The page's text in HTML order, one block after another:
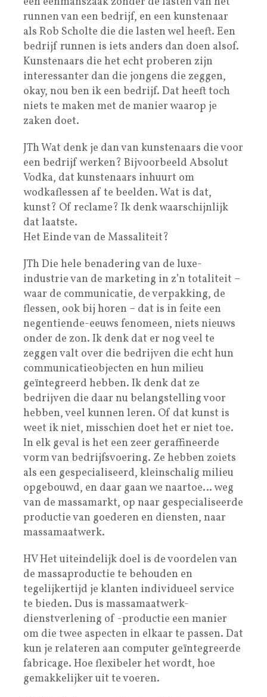
runnen van een bedrijf, en een kunstenaar
als Rob Scholte die die lasten wel heeft. Een
bedrijf runnen is iets anders dan doen alsof.
Kunstenaars die het echt proberen zijn
interessanter dan die jongens die zeggen,
okay, nou ben ik een bedrijf. Dat heeft toch
niets te maken met de manier waarop je
zaken doet.
JTh Wat denk je dan van kunstenaars die voor
een bedrijf werken? Bijvoorbeeld Absolut
Vodka, dat kunstenaars inhuurt om
wodkaflessen af te beelden. Wat is dat,
kunst? Of reclame? Ik denk waarschijnlijk
dat laatste.
Het Einde van de Massaliteit?
JTh Die hele benadering van de luxe-
industrie van de marketing in z’n totaliteit –
waar de communicatie, de verpakking, de
flessen, ook bij horen – dat is in feite een
negentiende-eeuws fenomeen, niets nieuws
onder de zon. Ik denk dat er nog veel te
zeggen valt over die bedrijven die echt hun
communicatieobjecten en hun milieu
geïntegreerd hebben. Ik denk dat ze
bedrijven die daar nu belangstelling voor
hebben, veel kunnen leren. Of dat kunst is
weet ik niet, misschien doet het er niet toe.
In elk geval is het een zeer geraffineerde
vorm van bedrijfsvoering. Ze hebben zoiets
als een gespecialiseerd, kleinschalig milieu
opgebouwd, en daar gaan we naartoe… weg
van de massamarkt, op naar gespecialiseerde
productie van goederen en diensten, naar
massamaatwerk.
HV Het uiteindelijk doel is de voordelen van
de massaproductie te behouden en
tegelijkertijd je klanten individueel service
te bieden. Dus is massamaatwerk-
dienstverlening of -productie een manier
om die twee aspecten in elkaar te passen. Dat
kun je relateren aan computer geïntegreerde
fabricage. Hoe flexibeler het wordt, hoe
gemakkelijker uit te voeren.